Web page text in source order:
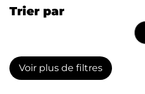
ACCESSOIRES
Trier par
Voir plus de filtres